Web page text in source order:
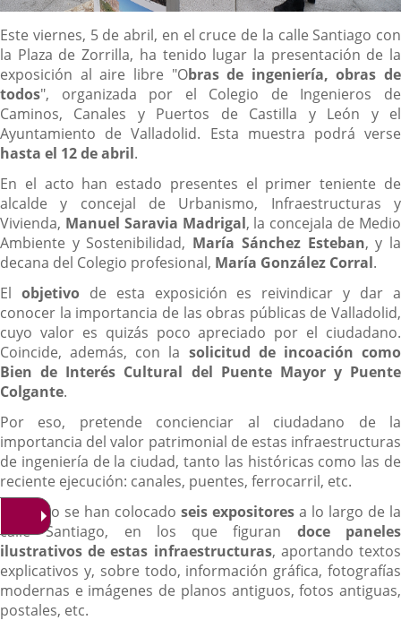
Descripción
Este viernes, 5 de abril, en el cruce de la calle Santiago con
la Plaza de Zorrilla, ha tenido lugar la presentación de la
exposición al aire libre "Obras de ingeniería, obras de
todos", organizada por el Colegio de Ingenieros de
Caminos, Canales y Puertos de Castilla y León y el
Ayuntamiento de Valladolid. Esta muestra podrá verse
hasta el 12 de abril.
En el acto han estado presentes el primer teniente de
alcalde y concejal de Urbanismo, Infraestructuras y
Vivienda, Manuel Saravia Madrigal, la concejala de Medio
Ambiente y Sostenibilidad, María Sánchez Esteban, y la
decana del Colegio profesional, María González Corral.
El objetivode esta exposición es reivindicar y dar a
conocer la importancia de las obras públicas de Valladolid,
cuyo valor es quizás poco apreciado por el ciudadano.
Coincide, además, con la solicitud de incoación como
Bien de Interés Cultural del Puente Mayor y Puente
Colgante.
Por eso, pretende concienciar al ciudadano de la
importancia del valor patrimonial de estas infraestructuras
de ingeniería de la ciudad, tanto las históricas como las de
reciente ejecución: canales, puentes, ferrocarril, etc.
Para ello se han colocado seis expositores a lo largo de la
calle Santiago, en los que figuran doce paneles
ilustrativos de estas infraestructuras, aportando textos
explicativos y, sobre todo, información gráfica, fotografías
modernas e imágenes de planos antiguos, fotos antiguas,
postales, etc.